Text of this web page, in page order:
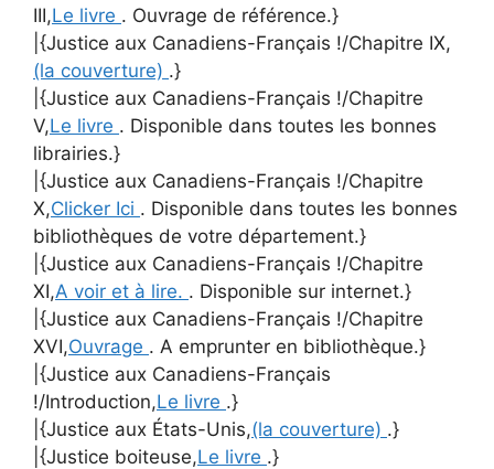
III,Le livre . Ouvrage de référence.}
|{Justice aux Canadiens-Français !/Chapitre IX,
(la couverture) .}
|{Justice aux Canadiens-Français !/Chapitre
V,Le livre . Disponible dans toutes les bonnes
librairies.}
|{Justice aux Canadiens-Français !/Chapitre
X,Clicker Ici . Disponible dans toutes les bonnes
bibliothèques de votre département.}
|{Justice aux Canadiens-Français !/Chapitre
XI,A voir et à lire. . Disponible sur internet.}
|{Justice aux Canadiens-Français !/Chapitre
XVI,Ouvrage . A emprunter en bibliothèque.}
|{Justice aux Canadiens-Français
!/Introduction,Le livre .}
|{Justice aux États-Unis,(la couverture) .}
|{Justice boiteuse,Le livre .}